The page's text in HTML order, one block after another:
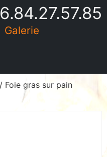
Galerie
/ Foie gras sur pain